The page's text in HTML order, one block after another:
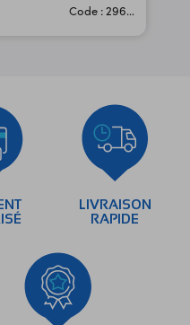
Code : 29672
LIVRAISON
RAPIDE